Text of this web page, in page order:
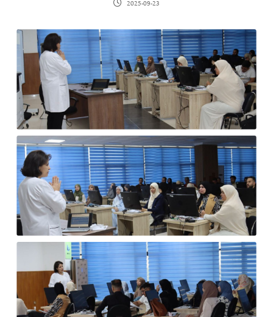
2025-09-23